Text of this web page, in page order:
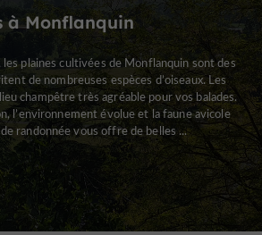
à Monflanquin
plaines cultivées de Monflanquin sont des
de nombreuses espèces d’oiseaux. Les
champêtre très agréable pour vos balades.
l’environnement évolue et la faune avicole
randonnée vous offre de belles ...